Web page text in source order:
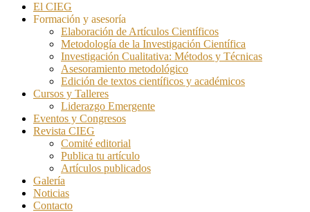
El CIEG
Formación y asesoría
Elaboración de Artículos Científicos
Metodología de la Investigación Científica
Investigación Cualitativa: Métodos y Técnicas
Asesoramiento metodológico
Edición de textos científicos y académicos
Cursos y Talleres
Liderazgo Emergente
Eventos y Congresos
Revista CIEG
Comité editorial
Publica tu artículo
Artículos publicados
Galería
Noticias
Contacto